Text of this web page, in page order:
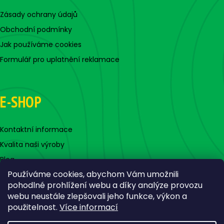
Používáme cookies, abychom Vám umožnili
pohodlné prohlížení webu a díky analýze provozu
webu neustále zlepšovali jeho funkce, výkon a
použitelnost. Více informací
Zásady ochrany údajů
Obchodní podmínky
Jak používáme cookies
Formulář pro uplatnění reklamace
E-SHOP
Kontaktní informace
Kvalita naši výroby
Blog